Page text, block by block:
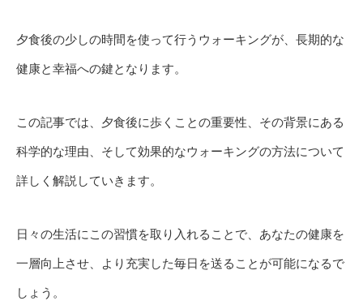
夕食後の少しの時間を使って行うウォーキングが、長期的な
健康と幸福への鍵となります。
この記事では、夕食後に歩くことの重要性、その背景にある
科学的な理由、そして効果的なウォーキングの方法について
詳しく解説していきます。
日々の生活にこの習慣を取り入れることで、あなたの健康を
一層向上させ、より充実した毎日を送ることが可能になるで
しょう。